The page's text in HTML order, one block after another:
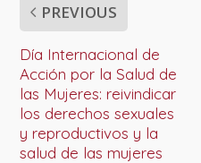
PREVIOUS
Día Internacional de
Acción por la Salud de
las Mujeres: reivindicar
los derechos sexuales
y reproductivos y la
salud de las mujeres